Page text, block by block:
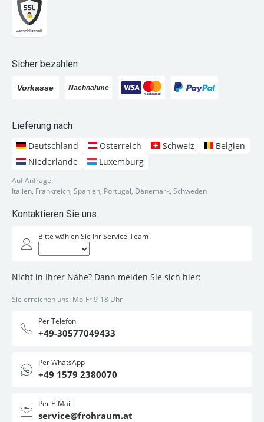
Sicher bezahlen
Lieferung nach
Deutschland
Österreich Schweiz
Belgien
Niederlande
Luxemburg
Auf Anfrage:
Italien, Frankreich, Spanien, Portugal, Dänemark, Schweden
Kontaktieren Sie uns
Bitte wählen Sie Ihr Service-Team
Nicht in Ihrer Nähe? Dann melden Sie sich hier:
Sie erreichen uns: Mo-Fr 9-18 Uhr
Per Telefon
+49-30577049433
Per WhatsApp
+49 1579 2380070
Per E-Mail
service@frohraum.at